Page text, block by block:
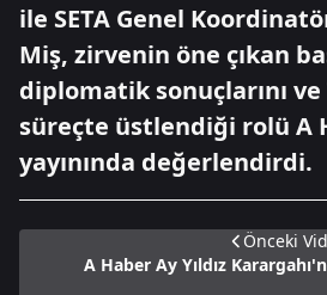
ile SETA Genel
Miş, zirvenin öne çıkan
diplomatik sonuçlarını
süreçte üstlendiği rolü A
yayınında değerlendirdi.
Önceki
A Haber Ay Yıldız